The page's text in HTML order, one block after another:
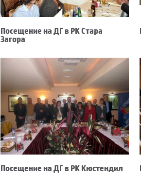
Посещение на ДГ в РК Стара
Загора
Посещение на ДГ в РК Кюстендил